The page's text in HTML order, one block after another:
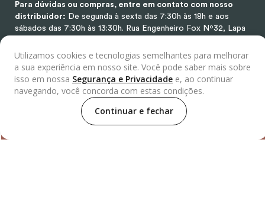
Utilizamos cookies e tecnologias semelhantes para melhorar
a sua experiência em nosso site. Você pode saber mais sobre
isso em nossa Segurança e Privacidade e, ao continuar
navegando, você concorda com estas condições.
Continuar e fechar
Para dúvidas ou compras, entre em contato com nosso
distribuidor: De segunda à sexta das 7:30h às 18h e aos
sábados das 7:30h às 13:30h. Rua Engenheiro Fox Nº32, Lapa